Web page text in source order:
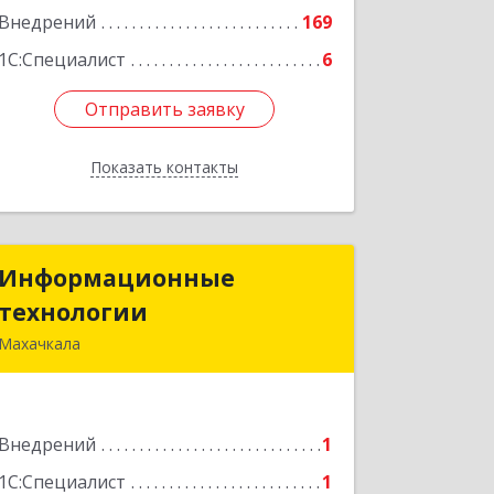
Внедрений
169
1С:Специалист
6
Отправить заявку
Показать контакты
Отправить заявку
Назад
Информационные
технологии
Махачкала
Внедрений
1
1С:Специалист
1
Информационные
Подробнее